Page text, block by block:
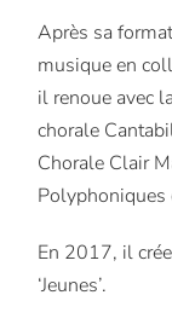
Après sa
musique en
il renoue avec
chorale
Chorale Clair
Polyphoniques
En 2017, il
‘Jeunes’.